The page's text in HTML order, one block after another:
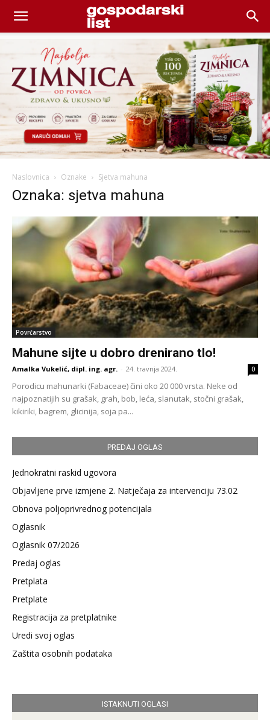
Naslovnica Oznake Sjetva mahuna
Oznaka: sjetva mahuna
Povrćarstvo
Mahune sijte u dobro drenirano tlo!
Amalka Vukelić, dipl. ing. agr. - 24. travnja 2024. 0
Porodicu mahunarki (Fabaceae) čini oko 20 000 vrsta. Neke od
najpoznatijih su grašak, grah, bob, leća, slanutak, stočni grašak,
kikiriki, bagrem, glicinija, soja pa...
PREDAJ OGLAS
Jednokratni raskid ugovora
Objavljene prve izmjene 2. Natječaja za intervenciju 73.02
Obnova poljoprivrednog potencijala
Oglasnik
Oglasnik 07/2026
Predaj oglas
Pretplata
Pretplate
Registracija za pretplatnike
Uredi svoj oglas
Zaštita osobnih podataka
ISTAKNUTI OGLASI